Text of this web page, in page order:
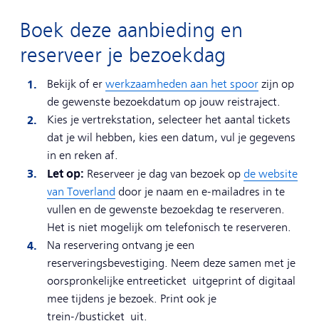
Boek deze aanbieding en
reserveer je bezoekdag
Bekijk of er werkzaamheden aan het spoor zijn op
de gewenste bezoekdatum op jouw reistraject.
Kies je vertrekstation, selecteer het aantal tickets
dat je wil hebben, kies een datum, vul je gegevens
in en reken af.
Let op: Reserveer je dag van bezoek op de website
van Toverland door je naam en e-mailadres in te
vullen en de gewenste bezoekdag te reserveren.
Het is niet mogelijk om telefonisch te reserveren.
Na reservering ontvang je een
reserveringsbevestiging. Neem deze samen met je
oorspronkelijke entreeticket uitgeprint of digitaal
mee tijdens je bezoek. Print ook je
trein-/busticket uit.